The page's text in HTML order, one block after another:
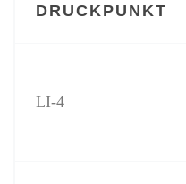
DRUCKPUNKT
LI-4